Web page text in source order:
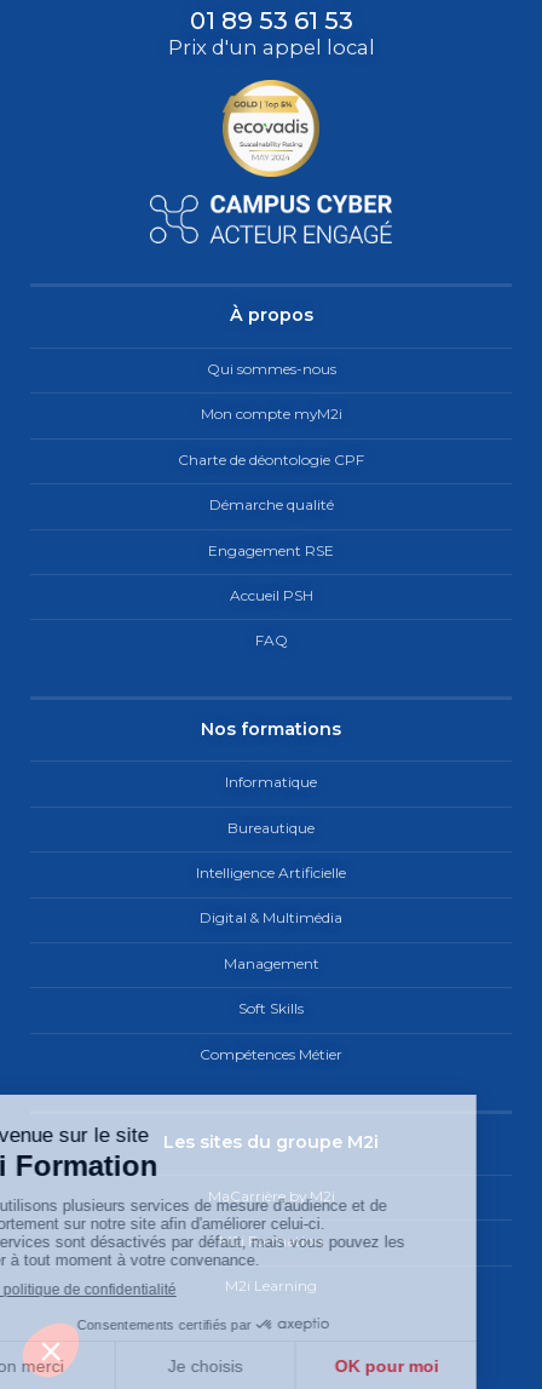
01 89 53 61 53
Prix d'un appel local
À propos
Qui sommes-nous
Mon compte myM2i
Charte de déontologie CPF
Démarche qualité
Engagement RSE
Accueil PSH
FAQ
Nos formations
Informatique
Bureautique
Intelligence Artificielle
Digital & Multimédia
Management
Soft Skills
Compétences Métier
Les sites du groupe M2i
MaCarrière by M2i
M2i Formation
M2i Learning